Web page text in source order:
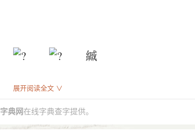
縬
展开阅读全文 ∨
字典网在线字典查字提供。